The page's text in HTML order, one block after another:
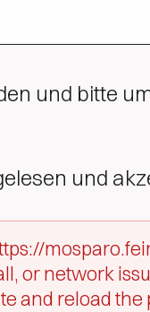
und bitte
und
or network
and reload the